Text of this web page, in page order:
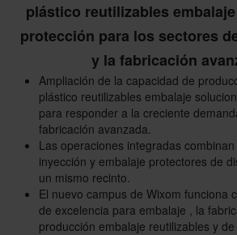
plástico reutilizables
protección para los sectores
y la fabricación
Ampliación de la capacidad de
plástico reutilizables embalaje
para responder a la creciente
fabricación avanzada.
Las operaciones integradas
inyección y embalaje protectores de
un mismo recinto.
El nuevo campus de Wixom funciona
de excelencia para embalaje , la
producción embalaje reutilizables y